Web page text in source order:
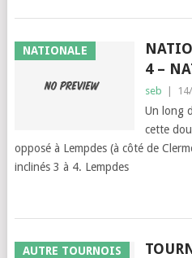
NATIONALE
4 –
seb
Un long
cette
opposé à Lempdes (à côté de
inclinés 3 à 4. Lempdes
AUTRE TOURNOIS